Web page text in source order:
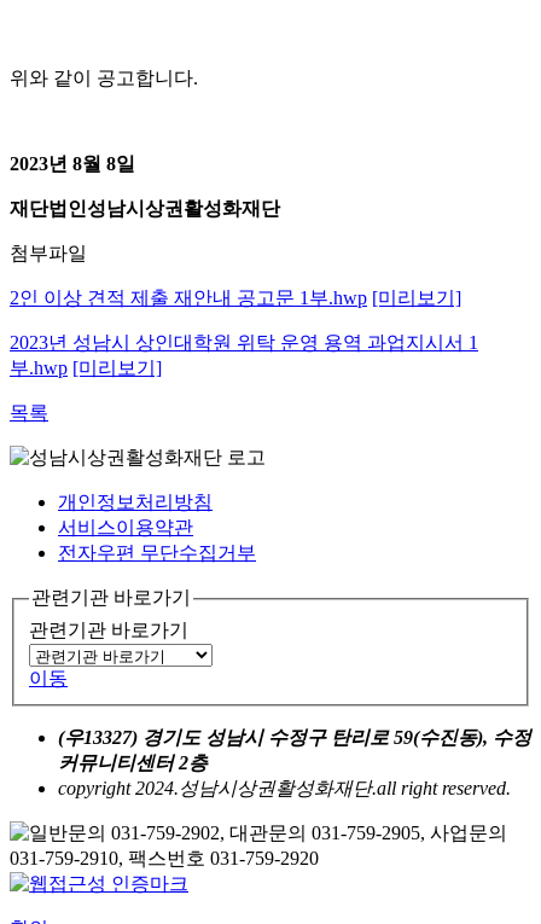
위와 같이 공고합니다.
2023년 8월 8일
재단법인성남시상권활성화재단
첨부파일
2인 이상 견적 제출 재안내 공고문 1부.hwp [미리보기]
2023년 성남시 상인대학원 위탁 운영 용역 과업지시서 1
부.hwp [미리보기]
목록
개인정보처리방침
서비스이용약관
전자우편 무단수집거부
관련기관 바로가기
관련기관 바로가기
이동
(우13327) 경기도 성남시 수정구 탄리로 59(수진동), 수정
커뮤니티센터 2층
copyright 2024.성남시상권활성화재단.all right reserved.